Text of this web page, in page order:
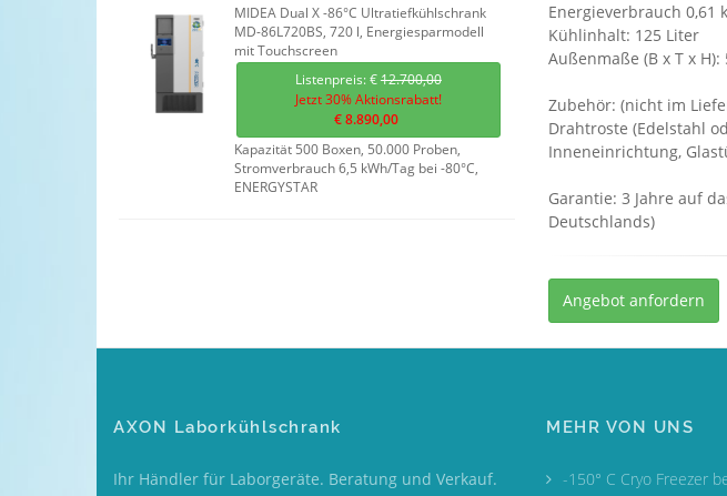
MIDEA Dual X -86°C Ultratiefkühlschrank
MD-86L720BS, 720 l, Energiesparmodell
mit Touchscreen
Listenpreis: €12.700,00
Jetzt 30% Aktionsrabatt!
€ 8.890,00
Kapazität 500 Boxen, 50.000 Proben,
Stromverbrauch 6,5 kWh/Tag bei -80°C,
ENERGYSTAR
Energieverbrauch 0,61
Kühlinhalt: 125 Liter
Außenmaße (B x T x
Zubehör: (nicht im
Drahtroste (Edelstahl
Inneneinrichtung,
Garantie: 3 Jahre auf
Deutschlands)
Angebot anfordern
AXON Laborkühlschrank
Ihr Händler für Laborgeräte. Beratung und Verkauf.
MEHR VON UNS
-150° C Cryo Freezer